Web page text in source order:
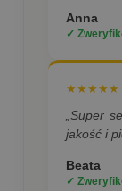
Anna
✓
★★★★★
„Super
jakość i
Beata
✓